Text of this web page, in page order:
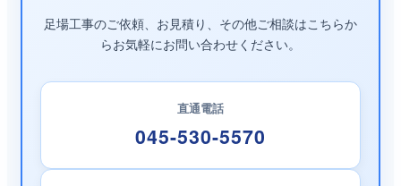
足場工事のご依頼、お見積り、その他ご相談はこちらか
らお気軽にお問い合わせください。
直通電話
045-530-5570